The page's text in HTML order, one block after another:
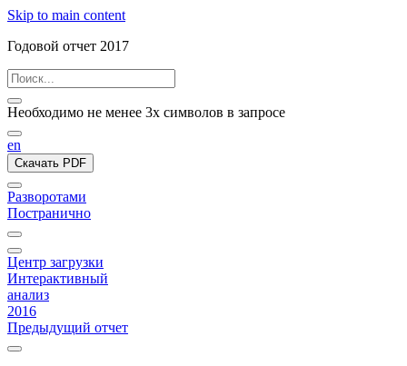
Skip to main content
Годовой отчет 2017
Необходимо не менее 3х символов в запросе
en
Скачать PDF
Разворотами
Постранично
Центр загрузки
Интерактивный
анализ
2016
Предыдущий отчет